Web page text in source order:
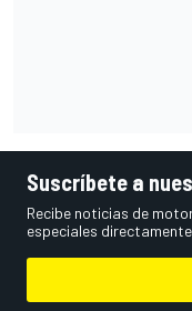
Suscríbete a
Recibe noticias de
especiales